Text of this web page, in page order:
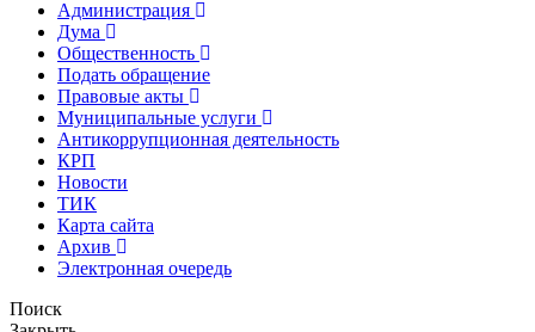
Администрация
Дума
Общественность
Подать обращение
Правовые акты
Муниципальные услуги
Антикоррупционная деятельность
КРП
Новости
ТИК
Карта сайта
Архив
Электронная очередь
Поиск